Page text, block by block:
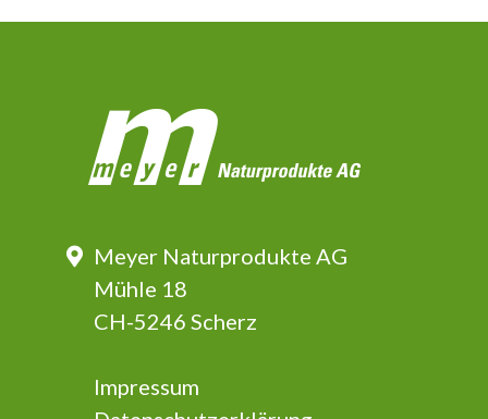
Meyer Naturprodukte AG
Mühle 18
CH-5246 Scherz
Impressum